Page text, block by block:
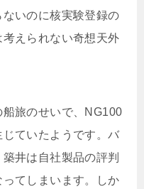
いのに核実験登録の
えられない奇想天外
旅のせいで、NG100
ていたようです。バ
井は自社製品の評判
てしまいます。しか